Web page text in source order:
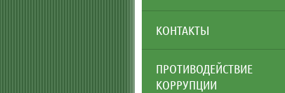
КОНТАКТЫ
ПРОТИВОДЕЙСТВИЕ
КОРРУПЦИИ